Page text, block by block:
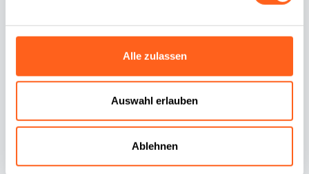
Alle zulassen
Auswahl erlauben
Ablehnen
Kontakte Cookie-Richtlinie
Cookie Einstellungen